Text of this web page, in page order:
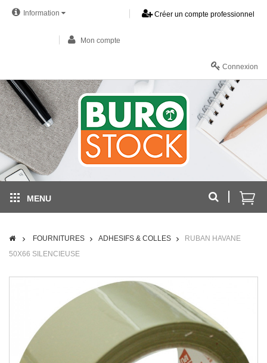
Information Créer un compte professionnel
Mon compte
Connexion
MENU
FOURNITURES ADHESIFS & COLLES
RUBAN HAVANE
50X66 SILENCIEUSE